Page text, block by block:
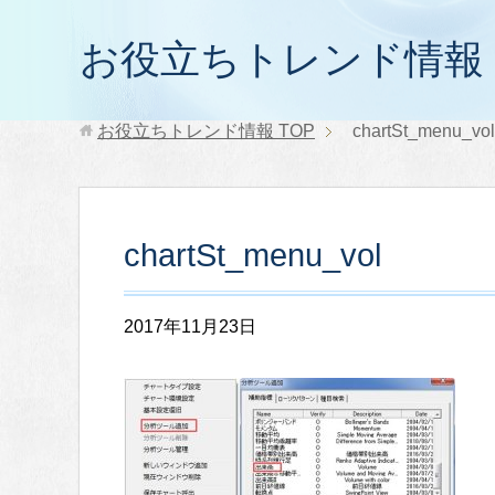
お役立ちトレンド情報
お役立ちトレンド情報 TOP chartSt_menu_vol
chartSt_menu_vol
2017年11月23日